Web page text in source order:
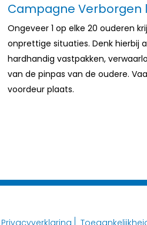
Campagne Verborgen
Ongeveer 1 op elke 20 ouderen
onprettige situaties. Denk hierbij
hardhandig vastpakken,
van de pinpas van de oudere.
voordeur plaats.
Privacyverklaring